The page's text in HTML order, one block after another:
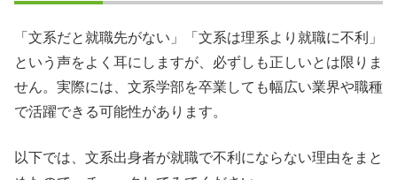
「文系だと就職先がない」「文系は理系より就職に不利」
という声をよく耳にしますが、必ずしも正しいとは限りま
せん。実際には、文系学部を卒業しても幅広い業界や職種
で活躍できる可能性があります。
以下では、文系出身者が就職で不利にならない理由をまと